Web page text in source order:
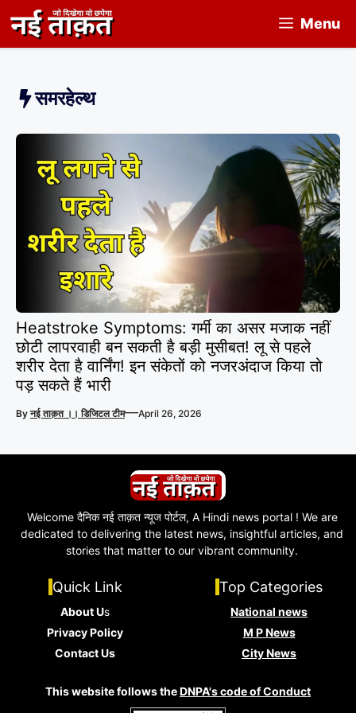
to
content
Menu
समरहेल्थ
Heatstroke Symptoms: गर्मी का असर मजाक नहीं
छोटी लापरवाही बन सकती है बड़ी मुसीबत! लू से पहले
शरीर देता है वार्निंग! इन संकेतों को नजरअंदाज किया तो
पड़ सकते हैं भारी
Byनई ताक़त ।। डिजिटल टीम—April 26, 2026
Welcome दैनिक नई ताक़त न्यूज पोर्टल, A Hindi news portal ! We are
dedicated to delivering the latest news, insightful articles, and
stories that matter to our vibrant community.
Quick Link
About Us
Privacy Policy
Contact Us
Top Categories
National news
M P News
City News
This website follows theDNPA's code of Conduct